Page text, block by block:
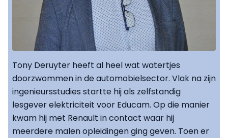
Tony Deruyter heeft al heel wat watertjes
doorzwommen in de automobielsector. Vlak na zijn
ingenieursstudies startte hij als zelfstandig
lesgever elektriciteit voor Educam. Op die manier
kwam hij met Renault in contact waar hij
meerdere malen opleidingen ging geven. Toen er